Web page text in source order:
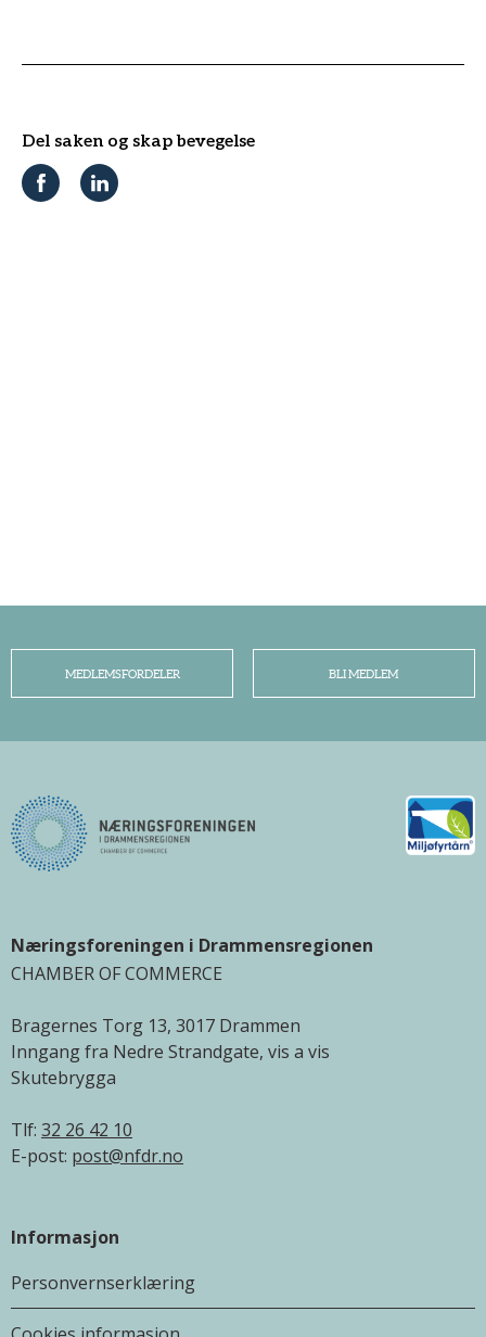
MEDLEMSFORDELER BLI MEDLEM
Næringsforeningen i Drammensregionen
CHAMBER OF COMMERCE
Bragernes Torg 13, 3017 Drammen
Inngang fra Nedre Strandgate, vis a vis
Skutebrygga
Tlf: 32 26 42 10
E-post: post@nfdr.no
Informasjon
Personvernserklæring